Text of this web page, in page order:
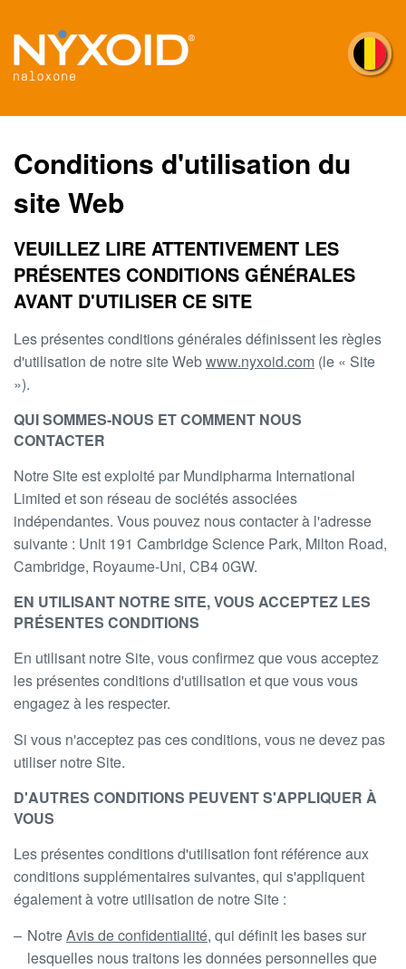
да
асноўнага
змесціва
Conditions d'utilisation du
site Web
VEUILLEZ LIRE ATTENTIVEMENT LES
PRÉSENTES CONDITIONS GÉNÉRALES
AVANT D'UTILISER CE SITE
Les présentes conditions générales définissent les règles
d'utilisation de notre site Webwww.nyxoid.com (le « Site
»).
QUI SOMMES-NOUS ET COMMENT NOUS
CONTACTER
Notre Site est exploité par Mundipharma International
Limited et son réseau de sociétés associées
indépendantes. Vous pouvez nous contacter à l'adresse
suivante : Unit 191 Cambridge Science Park, Milton Road,
Cambridge, Royaume-Uni, CB4 0GW.
EN UTILISANT NOTRE SITE, VOUS ACCEPTEZ LES
PRÉSENTES CONDITIONS
En utilisant notre Site, vous confirmez que vous acceptez
les présentes conditions d'utilisation et que vous vous
engagez à les respecter.
Si vous n'acceptez pas ces conditions, vous ne devez pas
utiliser notre Site.
D'AUTRES CONDITIONS PEUVENT S'APPLIQUER À
VOUS
Les présentes conditions d'utilisation font référence aux
conditions supplémentaires suivantes, qui s'appliquent
également à votre utilisation de notre Site :
NotreAvis de confidentialité, qui définit les bases sur
lesquelles nous traitons les données personnelles que